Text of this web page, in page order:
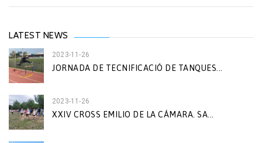
LATEST NEWS
2023-11-26
JORNADA DE TECNIFICACIÓ DE TANQUES...
2023-11-26
XXIV CROSS EMILIO DE LA CÁMARA. SA...